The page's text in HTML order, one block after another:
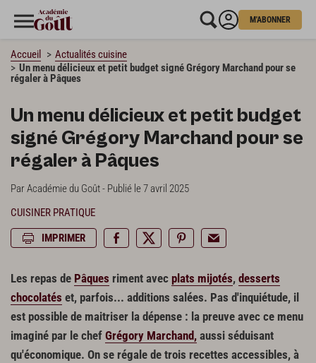
M'ABONNER
Accueil
Actualités cuisine
Un menu délicieux et petit budget signé Grégory Marchand pour se
régaler à Pâques
Un menu délicieux et petit budget
signé Grégory Marchand pour se
régaler à Pâques
Par Académie du Goût - Publié le 7 avril 2025
CUISINER PRATIQUE
IMPRIMER
Les repas de Pâques riment avec plats mijotés, desserts
chocolatés et, parfois... additions salées. Pas d'inquiétude, il
est possible de maitriser la dépense : la preuve avec ce menu
imaginé par le chef Grégory Marchand, aussi séduisant
qu'économique. On se régale de trois recettes accessibles, à